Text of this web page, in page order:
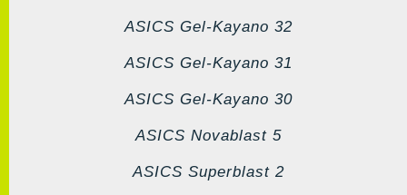
ASICS Gel-Kayano 32
ASICS Gel-Kayano 31
ASICS Gel-Kayano 30
ASICS Novablast 5
ASICS Superblast 2